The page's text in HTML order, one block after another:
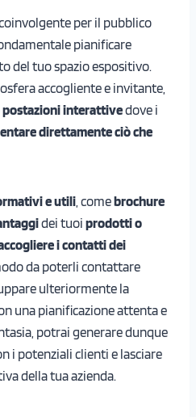
per il pubblico
pianificare
del tuo spazio espositivo.
accogliente e invitante,
postazioni interattivedove i
direttamente ciò che
e utili , comebrochure
dei tuoi prodotti o
i contatti dei
da poterli contattare
ulteriormente la
una pianificazione attenta e
potrai generare dunque
i potenziali clienti e lasciare
della tua azienda.